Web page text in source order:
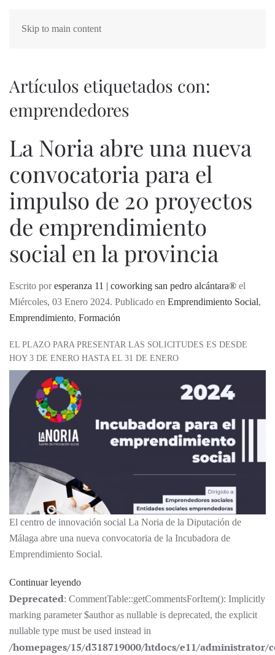
Skip to main content
Artículos etiquetados con:
emprendedores
La Noria abre una nueva
convocatoria para el
impulso de 20 proyectos
de emprendimiento
social en la provincia
Escrito poresperanza 11 | coworking san pedro alcántara® el
Miércoles, 03 Enero 2024. Publicado en Emprendimiento Social,
Emprendimiento, Formación
EL PLAZO PARA PRESENTAR LAS SOLICITUDES ES DESDE
HOY 3 DE ENERO HASTA EL 31 DE ENERO
El centro de innovación social La Noria de la Diputación de
Málaga abre una nueva convocatoria de la Incubadora de
Emprendimiento Social.
Continuar leyendo
Deprecated: CommentTable::getCommentsForItem(): Implicitly
marking parameter $author as nullable is deprecated, the explicit
nullable type must be used instead in
/homepages/15/d318719000/htdocs/e11/